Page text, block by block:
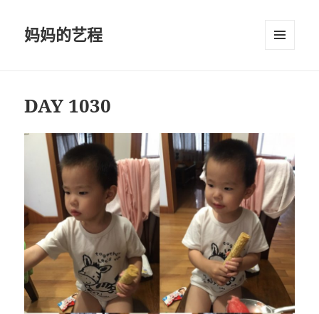
妈妈的艺程
DAY 1030